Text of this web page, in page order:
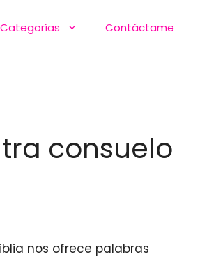
Categorías Contáctame
consuelo
nos ofrece palabras